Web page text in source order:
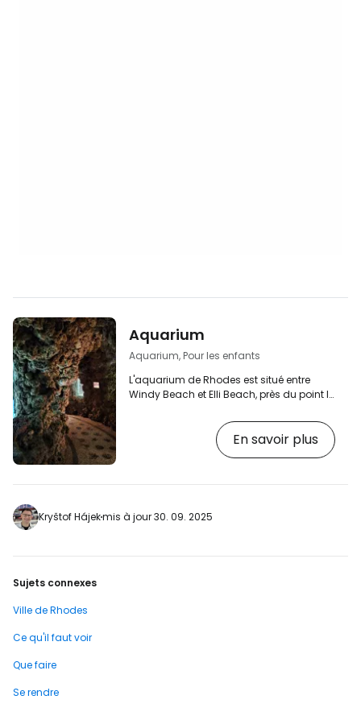
Aquarium
Aquarium, Pour les enfants
L'aquarium de Rhodes est situé entre
Windy Beach et Elli Beach, près du point le
peine de le visiter ? [btn "Afficher les hôtels
dans le centre de Rhodes"
https://www.booking.com/city/gr/
nous ayons visités au cours de nos
voyages et, honnêtement, nous ne le
En savoir plus
Kryštof Hájekmis à jour 30. 09. 2025
Sujets connexes
Ville de Rhodes
Ce qu'il faut voir
Que faire
Se rendre